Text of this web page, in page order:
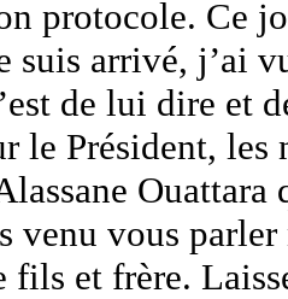
protocole. Ce
suis arrivé, j’ai
de lui dire et
le Président, les
venu vous
fils et frère.